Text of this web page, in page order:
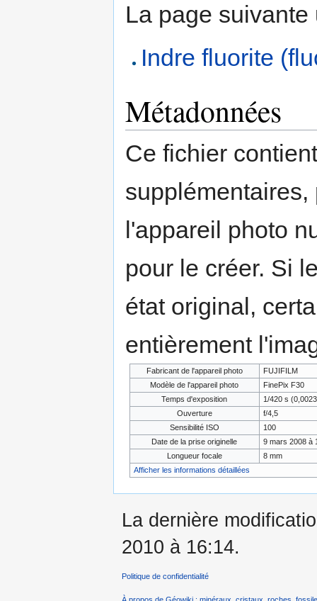
La page
Indre fluorite
Métadonnées
Ce fichier
l'appareil photo
pour le créer. Si
état original,
entièrement
Fabricant de l'appareil photo
FUJIFILM
Modèle de l'appareil photo
FinePix F30
Temps d'exposition
1/420 s
Ouverture
f/4,5
Sensibilité ISO
100
Date de la prise originelle
9 mars 2008 à
Longueur focale
8 mm
Afficher les informations détaillées
La dernière
2010 à 16:14.
Politique de confidentialité